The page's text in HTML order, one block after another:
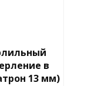
в
13 мм)